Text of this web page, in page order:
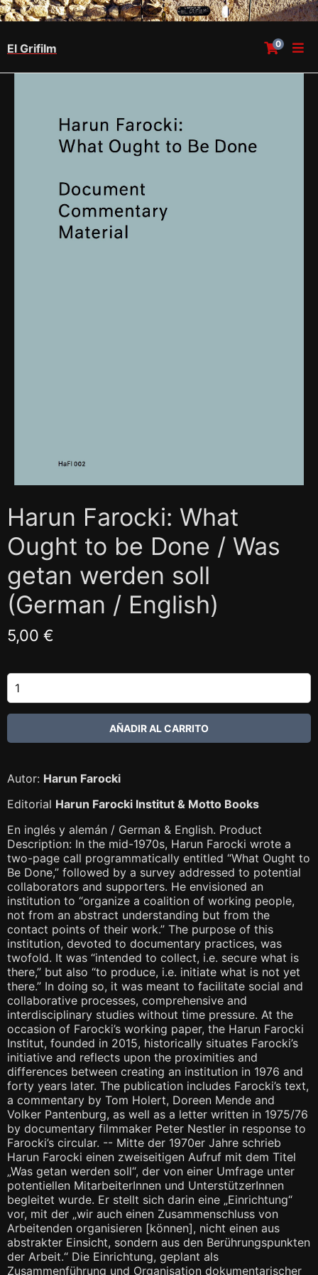
El Grifilm 0
Harun Farocki: What
Ought to be Done / Was
getan werden soll
(German / English)
5,00 €
Autor: Harun Farocki
Editorial Harun Farocki Institut & Motto Books
En inglés y alemán / German & English. Product
Description: In the mid-1970s, Harun Farocki wrote a
two-page call programmatically entitled “What Ought to
Be Done,” followed by a survey addressed to potential
collaborators and supporters. He envisioned an
institution to “organize a coalition of working people,
not from an abstract understanding but from the
contact points of their work.” The purpose of this
institution, devoted to documentary practices, was
twofold. It was “intended to collect, i.e. secure what is
there,” but also “to produce, i.e. initiate what is not yet
there.” In doing so, it was meant to facilitate social and
collaborative processes, comprehensive and
interdisciplinary studies without time pressure. At the
occasion of Farocki’s working paper, the Harun Farocki
Institut, founded in 2015, historically situates Farocki’s
initiative and reflects upon the proximities and
differences between creating an institution in 1976 and
forty years later. The publication includes Farocki’s text,
a commentary by Tom Holert, Doreen Mende and
Volker Pantenburg, as well as a letter written in 1975/76
by documentary filmmaker Peter Nestler in response to
Farocki’s circular. -- Mitte der 1970er Jahre schrieb
Harun Farocki einen zweiseitigen Aufruf mit dem Titel
„Was getan werden soll“, der von einer Umfrage unter
potentiellen MitarbeiterInnen und UnterstützerInnen
begleitet wurde. Er stellt sich darin eine „Einrichtung“
vor, mit der „wir auch einen Zusammenschluss von
Arbeitenden organisieren [können], nicht einen aus
abstrakter Einsicht, sondern aus den Berührungspunkten
der Arbeit.“ Die Einrichtung, geplant als
Zusammenführung und Organisation dokumentarischer